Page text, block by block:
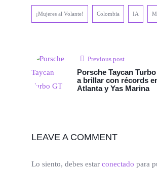
¡Mujeres al Volante! Colombia IA
Previous post
Porsche Taycan
a brillar con récords
Atlanta y Yas Marina
LEAVE A COMMENT
Lo siento, debes estar conectado para